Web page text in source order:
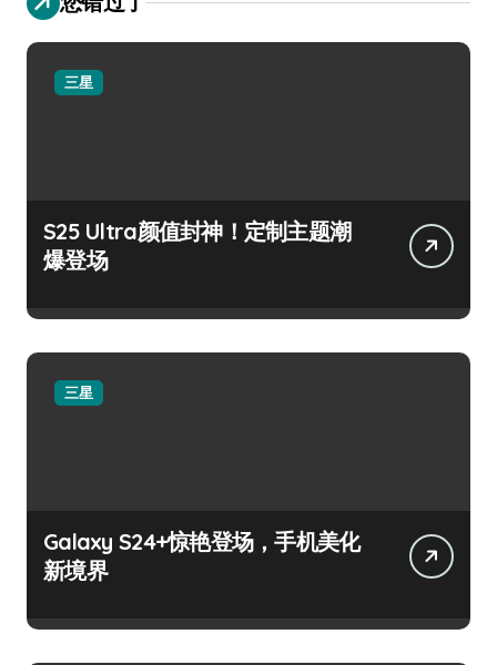
三星
S25 Ultra颜值封神！定制主题潮
爆登场
三星
Galaxy S24+惊艳登场，手机美化
新境界